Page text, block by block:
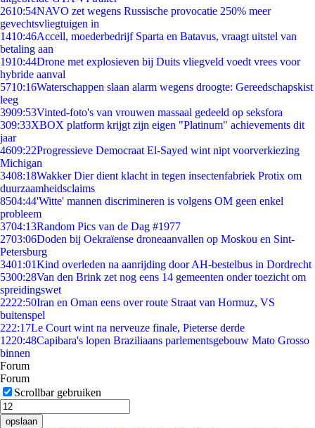
2610:54NAVO zet wegens Russische provocatie 250% meer
gevechtsvliegtuigen in
1410:46Accell, moederbedrijf Sparta en Batavus, vraagt uitstel van
betaling aan
1910:44Drone met explosieven bij Duits vliegveld voedt vrees voor
hybride aanval
5710:16Waterschappen slaan alarm wegens droogte: Gereedschapskist
leeg
3909:53Vinted-foto's van vrouwen massaal gedeeld op seksfora
309:33XBOX platform krijgt zijn eigen "Platinum" achievements dit
jaar
4609:22Progressieve Democraat El-Sayed wint nipt voorverkiezing
Michigan
3408:18Wakker Dier dient klacht in tegen insectenfabriek Protix om
duurzaamheidsclaims
8504:44'Witte' mannen discrimineren is volgens OM geen enkel
probleem
3704:13Random Pics van de Dag #1977
2703:06Doden bij Oekraïense droneaanvallen op Moskou en Sint-
Petersburg
3401:01Kind overleden na aanrijding door AH-bestelbus in Dordrecht
5300:28Van den Brink zet nog eens 14 gemeenten onder toezicht om
spreidingswet
2222:50Iran en Oman eens over route Straat van Hormuz, VS
buitenspel
222:17Le Court wint na nerveuze finale, Pieterse derde
1220:48Capibara's lopen Braziliaans parlementsgebouw Mato Grosso
binnen
Forum
Forum
Scrollbar gebruiken
opslaan